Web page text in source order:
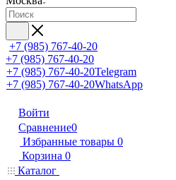
+7 (985) 767-40-20
+7 (985) 767-40-20
+7 (985) 767-40-20Telegram
+7 (985) 767-40-20WhatsApp
Войти
Сравнение0
Избранные товары 0
Корзина 0
Каталог